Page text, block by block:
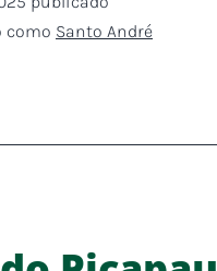
como Santo André